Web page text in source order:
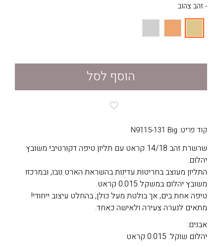
- זהב צהוב
הוסף לסל
קוד פריט: N9115-131 Big
שרשרת זהב 14/18 קראט עם תליון טיפה דקורטיבי משובץ
יהלום.
התליון מעוצב בחריטות עדינות בהשראת הארט נובו, ובמרכזו
משובץ יהלום במשקל 0.015 קראט.
טיפה אחת בים, אך בולטת מעל כולן, בהחלט עיצוב ייחודי!
מתאים לנערה צעירה ולאישה כאחד.
אבנים:
יהלום שוקל: 0.015 קראט